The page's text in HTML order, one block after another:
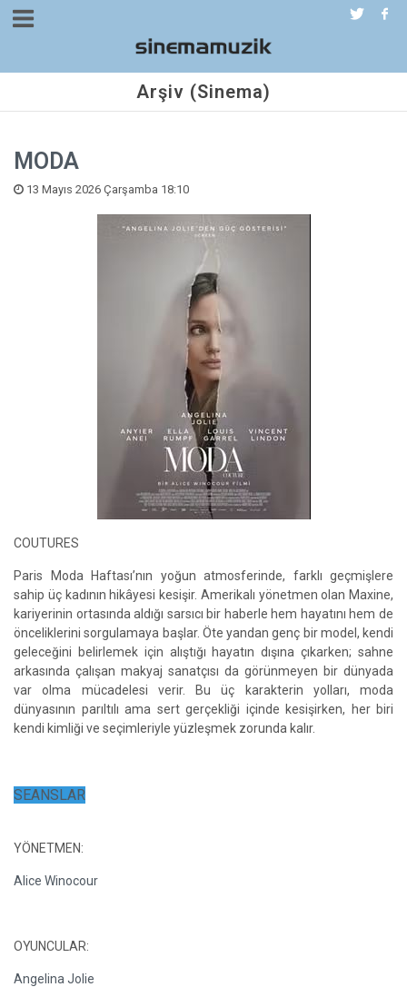
Arşiv (Sinema)
MODA
13 Mayıs 2026 Çarşamba 18:10
COUTURES
Paris Moda Haftası’nın yoğun atmosferinde, farklı geçmişlere
sahip üç kadının hikâyesi kesişir. Amerikalı yönetmen olan Maxine,
kariyerinin ortasında aldığı sarsıcı bir haberle hem hayatını hem de
önceliklerini sorgulamaya başlar. Öte yandan genç bir model, kendi
geleceğini belirlemek için alıştığı hayatın dışına çıkarken; sahne
arkasında çalışan makyaj sanatçısı da görünmeyen bir dünyada
var olma mücadelesi verir. Bu üç karakterin yolları, moda
dünyasının parıltılı ama sert gerçekliği içinde kesişirken, her biri
kendi kimliği ve seçimleriyle yüzleşmek zorunda kalır.
SEANSLAR
YÖNETMEN:
Alice Winocour
OYUNCULAR:
Angelina Jolie